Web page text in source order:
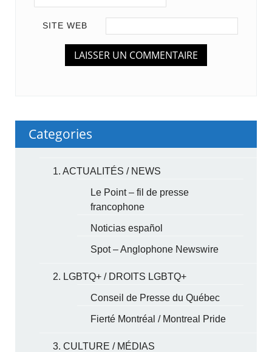
SITE WEB
Categories
1. ACTUALITÉS / NEWS
Le Point – fil de presse
francophone
Noticias español
Spot – Anglophone Newswire
2. LGBTQ+ / DROITS LGBTQ+
Conseil de Presse du Québec
Fierté Montréal / Montreal Pride
3. CULTURE / MÉDIAS